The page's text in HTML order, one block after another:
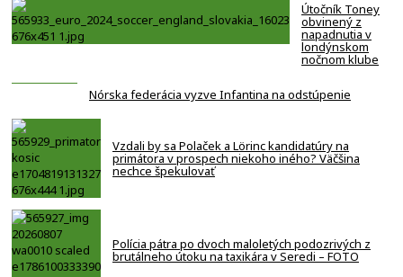
Útočník Toney
obvinený z
napadnutia v
londýnskom
nočnom klube
Nórska federácia vyzve Infantina na odstúpenie
Vzdali by sa Polaček a Lörinc kandidatúry na
primátora v prospech niekoho iného? Väčšina
nechce špekulovať
Polícia pátra po dvoch maloletých podozrivých z
brutálneho útoku na taxikára v Seredi – FOTO